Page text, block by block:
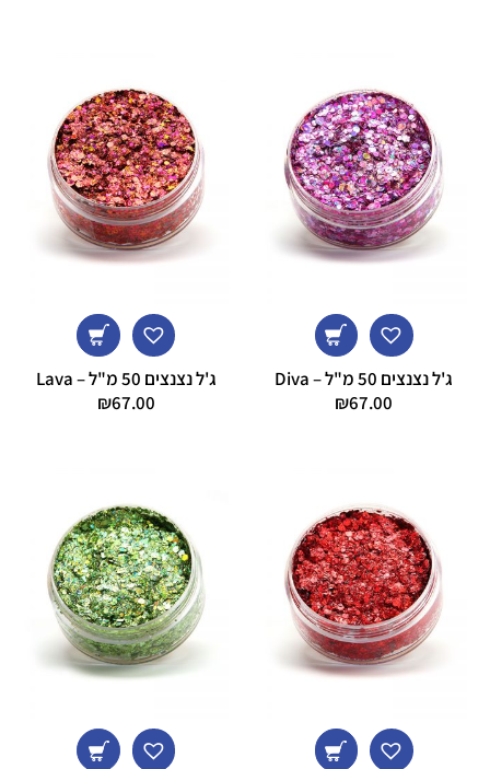
ג'ל נצנצים 50 מ"ל – Diva
₪67.00
ג'ל נצנצים 50 מ"ל – Lava
₪67.00